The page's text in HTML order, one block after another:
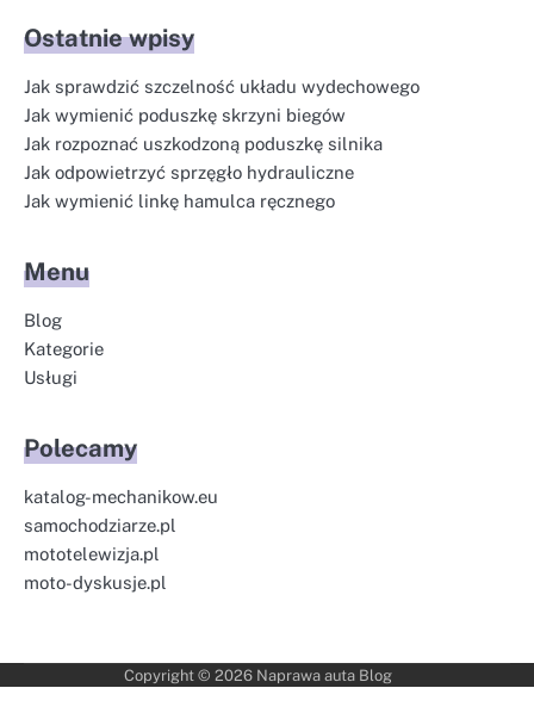
Ostatnie wpisy
Jak sprawdzić szczelność układu wydechowego
Jak wymienić poduszkę skrzyni biegów
Jak rozpoznać uszkodzoną poduszkę silnika
Jak odpowietrzyć sprzęgło hydrauliczne
Jak wymienić linkę hamulca ręcznego
Menu
Blog
Kategorie
Usługi
Polecamy
katalog-mechanikow.eu
samochodziarze.pl
mototelewizja.pl
moto-dyskusje.pl
Copyright © 2026 Naprawa auta Blog